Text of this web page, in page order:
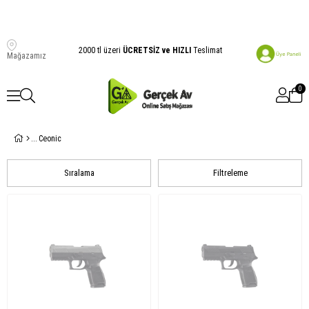
Mağazamız
2000 tl üzeri ÜCRETSİZ ve HIZLI Teslimat
0
Ceonic
Filtreleme
Sıralama